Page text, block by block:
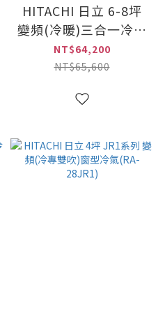
HITACHI 日立 6-8坪
變頻(冷暖)三合一冷氣
(CRS-50KWE+CRC-
50KWE)
NT$64,200
NT$65,600